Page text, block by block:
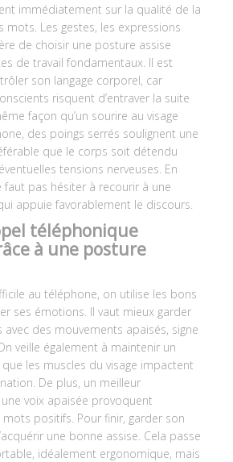
immédiatement sur la qualité de la
mots. Les gestes, les expressions
de choisir une posture assise
de travail fondamentaux. Il est
son langage corporel, car
risquent d’entraver la suite
façon qu’un sourire au visage
des poings serrés soulignent une
que le corps soit détendu
tensions nerveuses. En
faut pas hésiter à recourir à une
appuie favorablement le discours.
téléphonique
à une posture
au téléphone, on utilise les bons
ses émotions. Il vaut mieux garder
avec des mouvements apaisés, signe
veille également à maintenir un
les muscles du visage impactent
De plus, un meilleur
voix apaisée provoquent
positifs. Pour finir, garder son
une bonne assise. Cela passe
idéalement ergonomique, mais